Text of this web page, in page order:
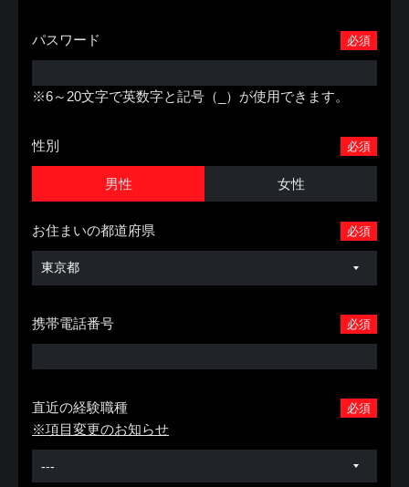
必須
パスワード
※6～20文字で英数字と記号（_）が使用できます。
必須
性別
男性 女性
必須
お住まいの都道府県
必須
携帯電話番号
必須
直近の経験職種
※項目変更のお知らせ